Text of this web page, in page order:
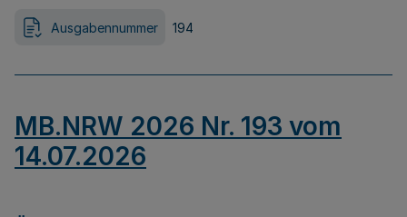
Ausgabennummer 194
MB.NRW 2026 Nr. 193 vom
14.07.2026